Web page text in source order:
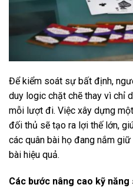
Để kiểm soát sự bất định,
duy logic chặt chẽ thay vì chỉ
mỗi lượt đi. Việc xây dựng
đối thủ sẽ tạo ra lợi thế lớn,
các quân bài họ đang nắm
bài hiệu quả.
Các bước nâng cao kỹ năng